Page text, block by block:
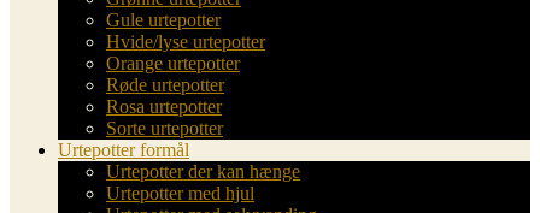
Gule urtepotter
Hvide/lyse urtepotter
Orange urtepotter
Røde urtepotter
Rosa urtepotter
Sorte urtepotter
Urtepotter formål
Urtepotter der kan hænge
Urtepotter med hjul